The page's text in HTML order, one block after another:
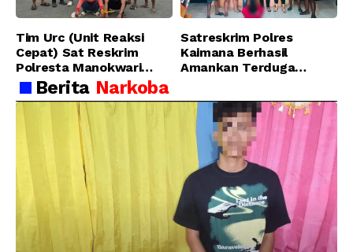
Tim Urc (Unit Reaksi
Cepat) Sat Reskrim
Polresta Manokwari
Berhasil Tangkap 2
Pelaku Pengeroyokan di
Taman Ria kab.
Manokwari
Satreskrim Polres
Kaimana Berhasil
Amankan Terduga
Menggunakan Senjata
Tajam
Berita Narkoba